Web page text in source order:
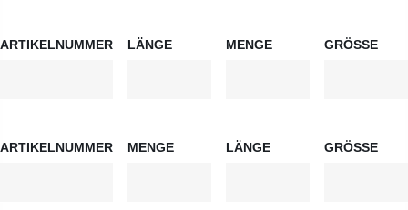
ARTIKELNUMMER LÄNGE MENGE GRÖSSE
ARTIKELNUMMER MENGE LÄNGE GRÖSSE